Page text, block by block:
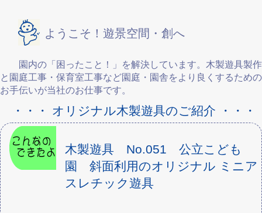
ようこそ！遊景空間・創へ
園内の「困ったこと！」を解決しています。木製遊具製作
と園庭工事・保育室工事など園庭・園舎をより良くするための
お手伝いが当社のお仕事です。
・・・ オリジナル木製遊具のご紹介 ・・・
木製遊具 No.051 公立こども
園 斜面利用のオリジナル ミニア
スレチック遊具